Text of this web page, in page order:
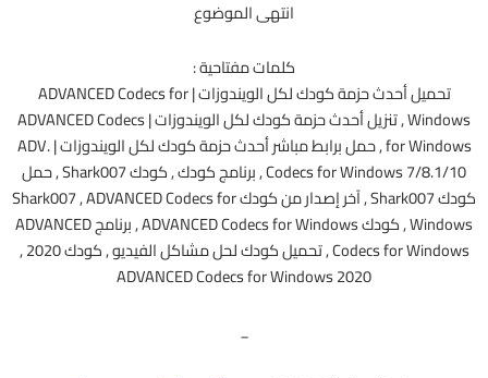
انتهى الموضوع
كلمات مفتاحية :
تحميل أحدث حزمة كودك لكل الويندوزات | ADVANCED Codecs for
Windows , تنزيل أحدث حزمة كودك لكل الويندوزات | ADVANCED Codecs
for Windows , حمل برابط مباشر أحدث حزمة كودك لكل الويندوزات | ADV.
Codecs for Windows 7/8.1/10 , برنامج كودك , كودك Shark007 , حمل
كودك Shark007 , آخر إصدار من كودك Shark007 , ADVANCED Codecs for
Windows , كودك ADVANCED Codecs for Windows , برنامج ADVANCED
Codecs for Windows , تحميل كودك لحل مشاكل الفيديو , كودك 2020 ,
ADVANCED Codecs for Windows 2020
_